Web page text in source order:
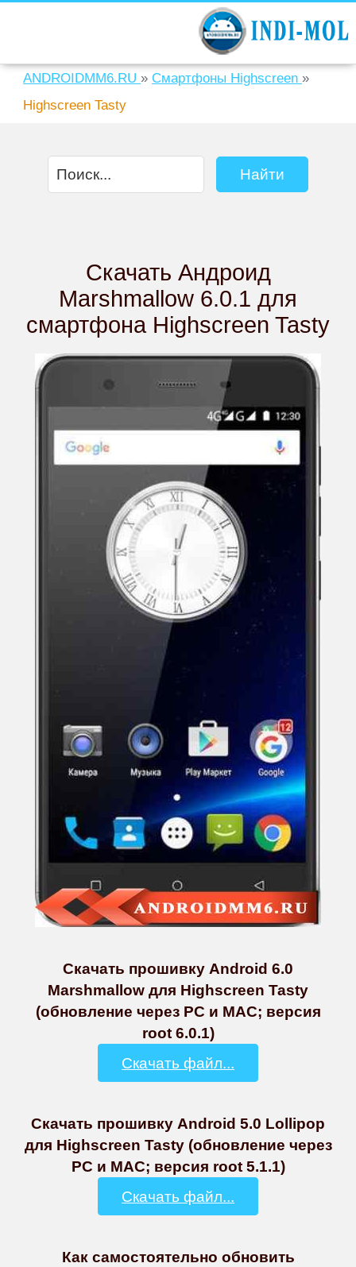
ANDROIDMM6.RU » Смартфоны Highscreen »
Highscreen Tasty
Скачать Андроид
Marshmallow 6.0.1 для
смартфона Highscreen Tasty
Скачать прошивку Android 6.0
Marshmallow для Highscreen Tasty
(обновление через PC и MAC; версия
root 6.0.1)
Скачать файл...
Скачать прошивку Android 5.0 Lollipop
для Highscreen Tasty (обновление через
PC и MAC; версия root 5.1.1)
Скачать файл...
Как самостоятельно обновить